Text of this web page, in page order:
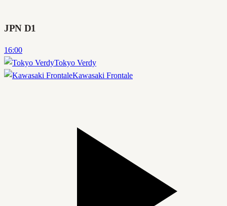
JPN D1
16:00
Tokyo Verdy
Kawasaki Frontale